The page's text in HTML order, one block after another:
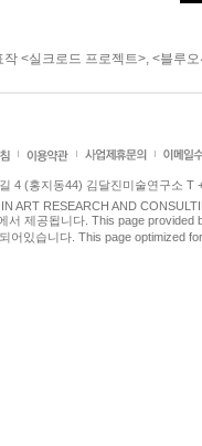
작 <실크로드 프로젝트>, <블루
4 (홍지동44) 김달진미술연구소 T
ART RESEARCH AND
서 제공됩니다. This page provided
어있습니다. This page optimized